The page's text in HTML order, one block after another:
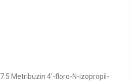
Metribuzin 4'-floro-N-izopropil-